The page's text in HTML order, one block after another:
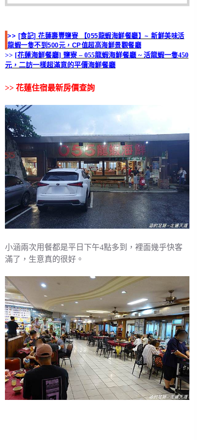
>> [食記] 花蓮壽豐鹽寮 【055龍蝦海鮮餐廳】~ 新鮮美味活
龍蝦一隻不到500元，CP值超高海鮮景觀餐廳
>> [花蓮海鮮餐廳] 鹽寮 – 055龍蝦海鮮餐廳 ~ 活龍蝦一隻450
元，二訪一樣超滿意的平價海鮮餐廳
>> 花蓮住宿最新房價查詢
小涵兩次用餐都是平日下午4點多到，裡面幾乎快客
滿了，生意真的很好。